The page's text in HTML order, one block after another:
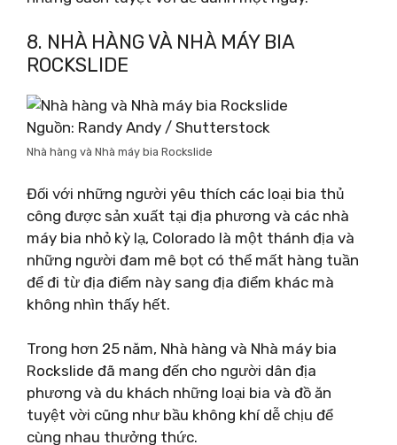
8. NHÀ HÀNG VÀ NHÀ MÁY BIA
ROCKSLIDE
Nguồn: Randy Andy / Shutterstock
Nhà hàng và Nhà máy bia Rockslide
Đối với những người yêu thích các loại bia thủ
công được sản xuất tại địa phương và các nhà
máy bia nhỏ kỳ lạ, Colorado là một thánh địa và
những người đam mê bọt có thể mất hàng tuần
để đi từ địa điểm này sang địa điểm khác mà
không nhìn thấy hết.
Trong hơn 25 năm, Nhà hàng và Nhà máy bia
Rockslide đã mang đến cho người dân địa
phương và du khách những loại bia và đồ ăn
tuyệt vời cũng như bầu không khí dễ chịu để
cùng nhau thưởng thức.